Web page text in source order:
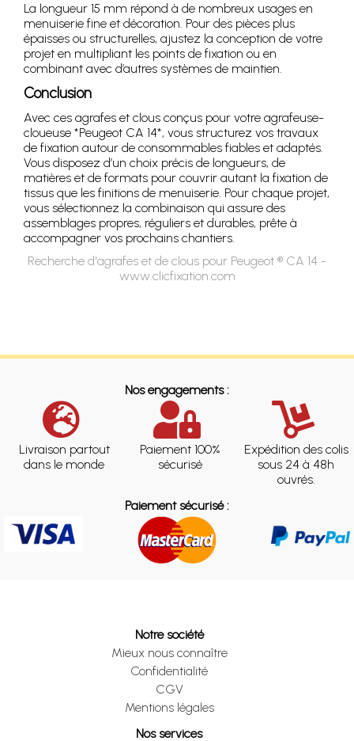
La longueur 15 mm répond à de nombreux usages en
menuiserie fine et décoration. Pour des pièces plus
épaisses ou structurelles, ajustez la conception de votre
projet en multipliant les points de fixation ou en
combinant avec d’autres systèmes de maintien.
Conclusion
Avec ces agrafes et clous conçus pour votre agrafeuse-
cloueuse *Peugeot CA 14*, vous structurez vos travaux
de fixation autour de consommables fiables et adaptés.
Vous disposez d’un choix précis de longueurs, de
matières et de formats pour couvrir autant la fixation de
tissus que les finitions de menuiserie. Pour chaque projet,
vous sélectionnez la combinaison qui assure des
assemblages propres, réguliers et durables, prête à
accompagner vos prochains chantiers.
Recherche d'agrafes et de clous pour Peugeot ® CA 14 -
www.clicfixation.com
Nos engagements :
Livraison partout
dans le monde
Paiement 100%
sécurisé
Expédition des colis
sous 24 à 48h
ouvrés.
Paiement sécurisé :
Notre société
Mieux nous connaître
Confidentialité
CGV
Mentions légales
Nos services